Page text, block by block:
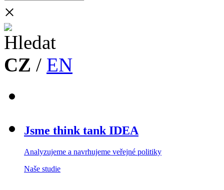
×
CZ / EN
Jsme think tank IDEA
Analyzujeme a navrhujeme veřejné politiky
Naše studie